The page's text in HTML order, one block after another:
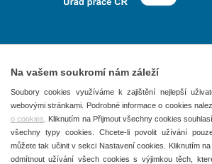
2026 © P.F. art, spol. s r. o.
Všechna práva vyhrazena
Obchodní podmínky
Na vašem soukromí nám záleží
Soubory cookies využíváme k zajištění nejlepší
webovými stránkami. Podrobné informace o cookies
o cookies . Kliknutím na Přijmout všechny cookies
všechny typy cookies. Chcete-li povolit užívání
můžete tak učinit v sekci Nastavení cookies. Kliknutím
odmítnout užívání všech cookies s výjimkou těch,